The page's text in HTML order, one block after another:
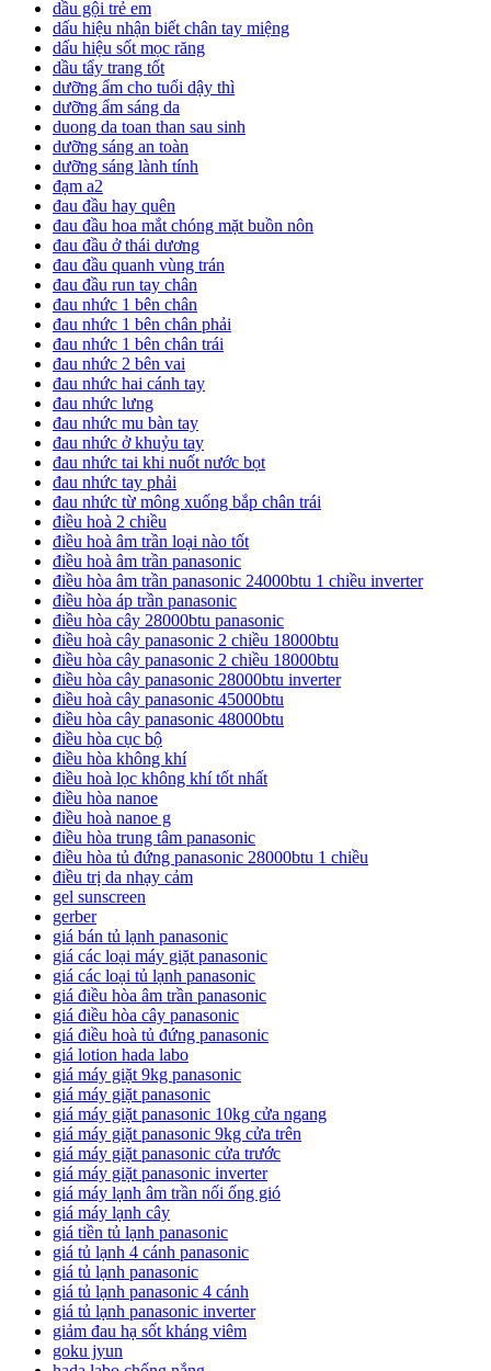
dầu gội trẻ em
dấu hiệu nhận biết chân tay miệng
dấu hiệu sốt mọc răng
dầu tẩy trang tốt
dưỡng ẩm cho tuổi dậy thì
dưỡng ẩm sáng da
duong da toan than sau sinh
dưỡng sáng an toàn
dưỡng sáng lành tính
đạm a2
đau đầu hay quên
đau đầu hoa mắt chóng mặt buồn nôn
đau đầu ở thái dương
đau đầu quanh vùng trán
đau đầu run tay chân
đau nhức 1 bên chân
đau nhức 1 bên chân phải
đau nhức 1 bên chân trái
đau nhức 2 bên vai
đau nhức hai cánh tay
đau nhức lưng
đau nhức mu bàn tay
đau nhức ở khuỷu tay
đau nhức tai khi nuốt nước bọt
đau nhức tay phải
đau nhức từ mông xuống bắp chân trái
điều hoà 2 chiều
điều hoà âm trần loại nào tốt
điều hoà âm trần panasonic
điều hòa âm trần panasonic 24000btu 1 chiều inverter
điều hòa áp trần panasonic
điều hòa cây 28000btu panasonic
điều hoà cây panasonic 2 chiều 18000btu
điều hòa cây panasonic 2 chiều 18000btu
điều hòa cây panasonic 28000btu inverter
điều hoà cây panasonic 45000btu
điều hòa cây panasonic 48000btu
điều hòa cục bộ
điều hòa không khí
điều hoà lọc không khí tốt nhất
điều hòa nanoe
điều hoà nanoe g
điều hòa trung tâm panasonic
điều hòa tủ đứng panasonic 28000btu 1 chiều
điều trị da nhạy cảm
gel sunscreen
gerber
giá bán tủ lạnh panasonic
giá các loại máy giặt panasonic
giá các loại tủ lạnh panasonic
giá điều hòa âm trần panasonic
giá điều hòa cây panasonic
giá điều hoà tủ đứng panasonic
giá lotion hada labo
giá máy giặt 9kg panasonic
giá máy giặt panasonic
giá máy giặt panasonic 10kg cửa ngang
giá máy giặt panasonic 9kg cửa trên
giá máy giặt panasonic cửa trước
giá máy giặt panasonic inverter
giá máy lạnh âm trần nối ống gió
giá máy lạnh cây
giá tiền tủ lạnh panasonic
giá tủ lạnh 4 cánh panasonic
giá tủ lạnh panasonic
giá tủ lạnh panasonic 4 cánh
giá tủ lạnh panasonic inverter
giảm đau hạ sốt kháng viêm
goku jyun